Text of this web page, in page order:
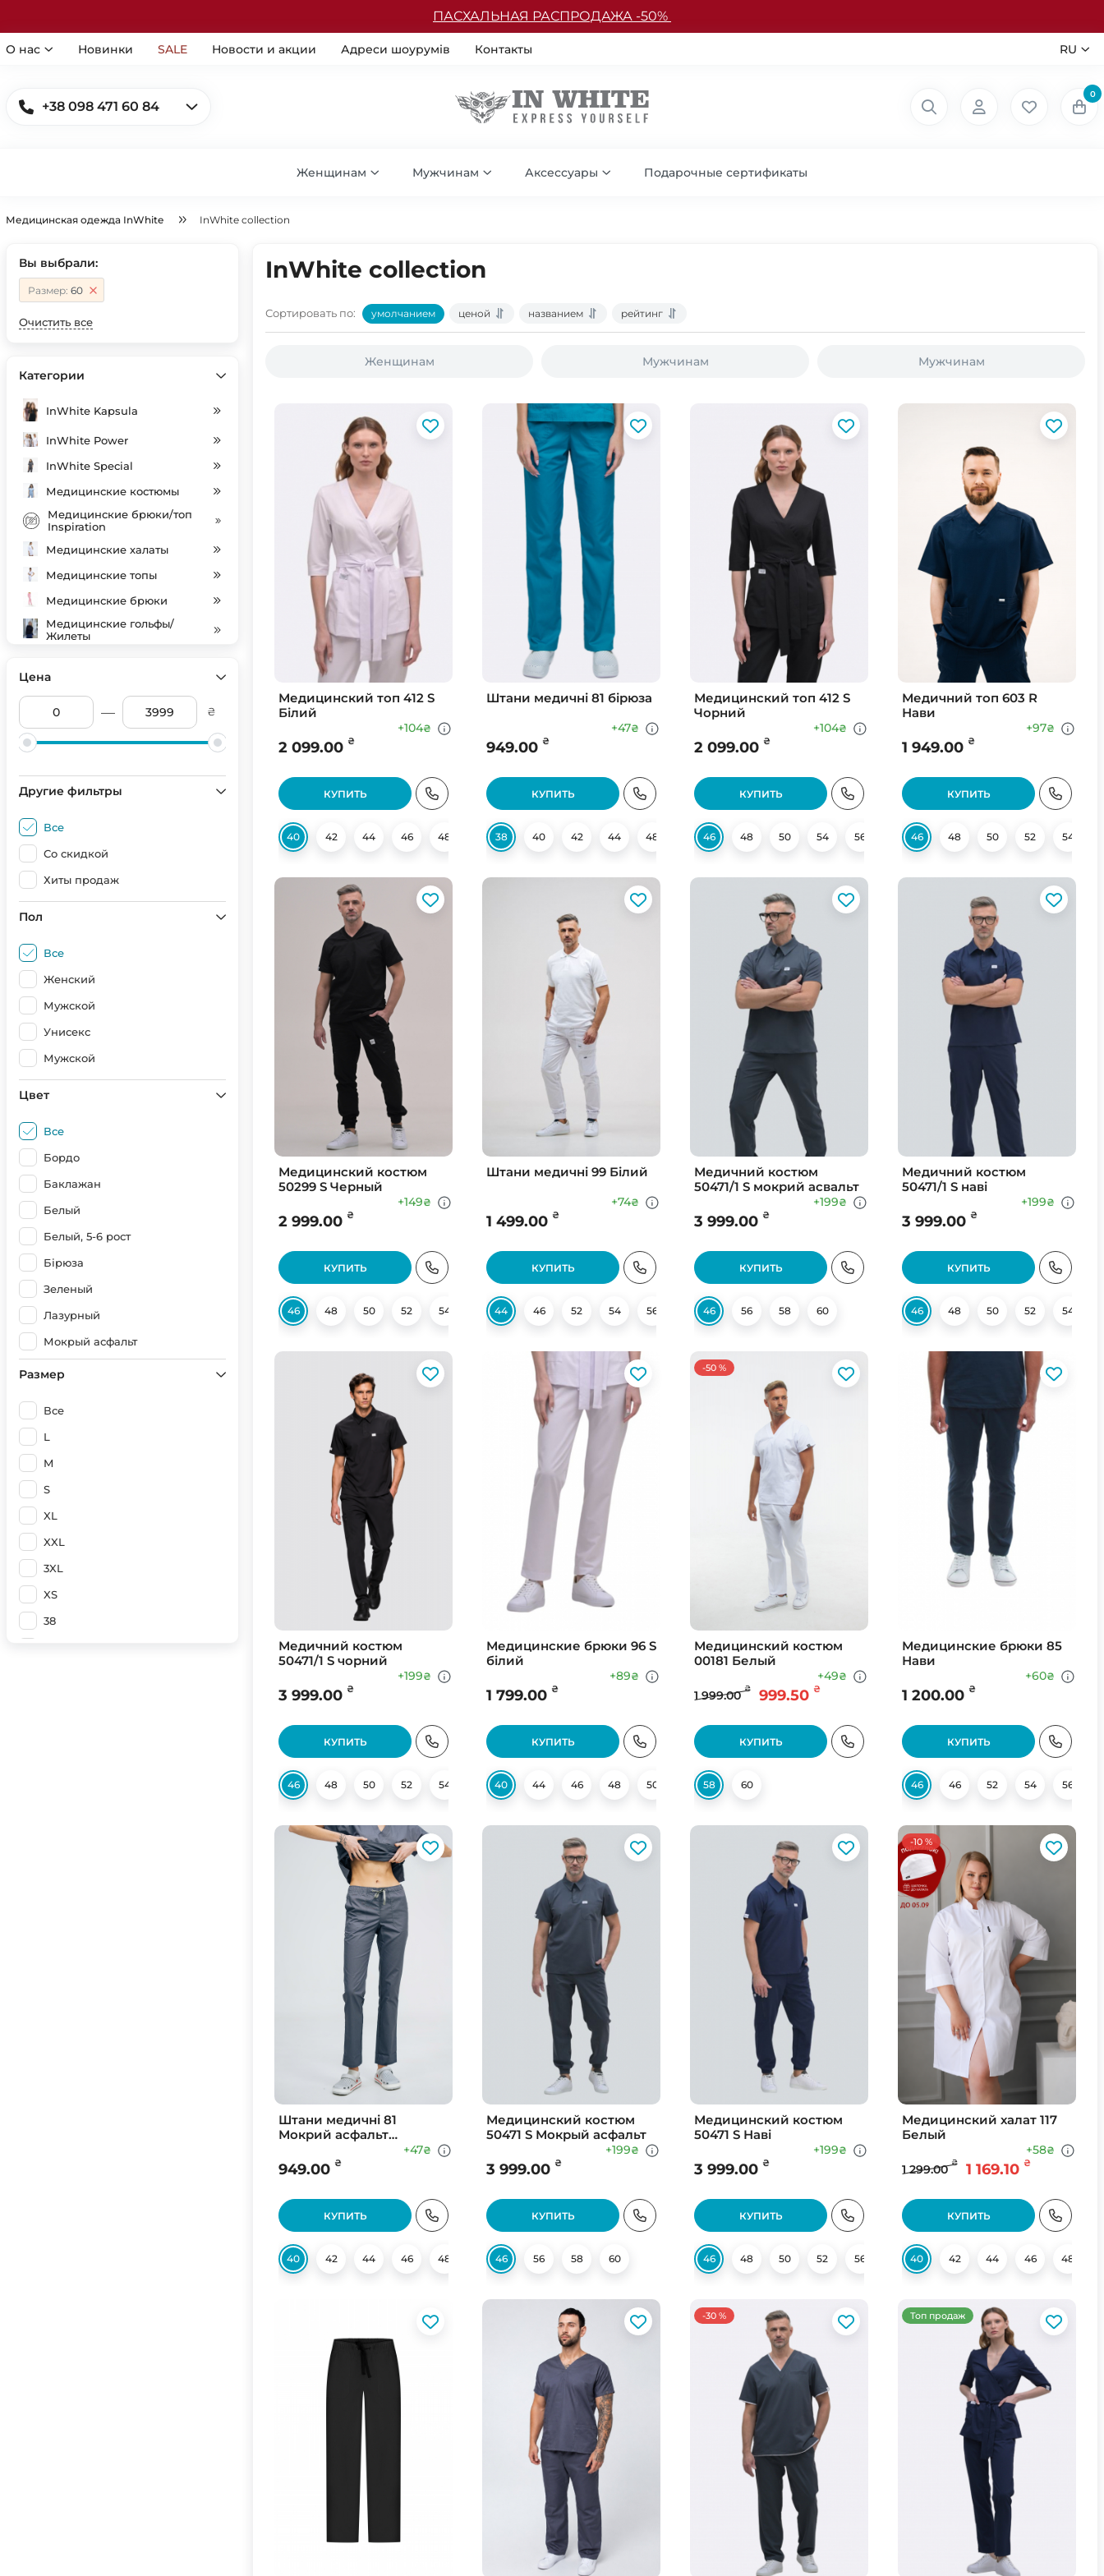
ПАСХАЛЬНАЯ РАСПРОДАЖА -50%
О нас Новинки SALE Новости и акции Адреси шоурумів Контакты RU
+38 098 471 60 84
0
Женщинам Мужчинам Аксессуары Подарочные сертификаты
Медицинская одежда InWhite InWhite collection
Вы выбрали:
Размер: 60
Очистить все
Категории
InWhite Kapsula
InWhite Power
InWhite Special
Медицинские костюмы
Медицинские брюки/топ
Inspiration
Медицинские халаты
Медицинские топы
Медицинские брюки
Медицинские гольфы/
Жилеты
Медицинские колпаки
SALE
Цена
— ₴
Другие фильтры
Все
Со скидкой
Хиты продаж
Пол
Все
Женский
Мужской
Унисекс
Мужской
Цвет
Все
Бордо
Баклажан
Белый
Белый, 5-6 рост
Бірюза
Зеленый
Лазурный
Мокрый асфальт
Размер
Все
L
M
S
XL
XXL
3XL
XS
38
InWhite collection
Сортировать по: умолчанием ценой названием рейтинг
Женщинам Мужчинам Мужчинам
Медицинский топ 412 S
Білий
2 099.00 ₴
+104₴
КУПИТЬ
40 42 44 46 48 50 52
Штани медичні 81 бірюза
949.00 ₴
+47₴
КУПИТЬ
38 40 42 44 48 50 54
Медицинский топ 412 S
Чорний
2 099.00 ₴
+104₴
КУПИТЬ
46 48 50 54 56 58 60
Медичний топ 603 R
Нави
1 949.00 ₴
+97₴
КУПИТЬ
46 48 50 52 54
Медицинский костюм
50299 S Черный
2 999.00 ₴
+149₴
КУПИТЬ
46 48 50 52 54 56 60
Штани медичні 99 Білий
1 499.00 ₴
+74₴
КУПИТЬ
44 46 52 54 56 58 60
Медичний костюм
50471/1 S мокрий асвальт
3 999.00 ₴
+199₴
КУПИТЬ
46 56 58 60
Медичний костюм
50471/1 S наві
3 999.00 ₴
+199₴
КУПИТЬ
46 48 50 52 54
Медичний костюм
50471/1 S чорний
3 999.00 ₴
+199₴
КУПИТЬ
46 48 50 52 54 56 58
Медицинские брюки 96 S
білий
1 799.00 ₴
+89₴
КУПИТЬ
40 44 46 48 50 52 54
-50 %
Медицинский костюм
00181 Белый
1 999.00 ₴ 999.50 ₴
+49₴
КУПИТЬ
58 60
Медицинские брюки 85
Нави
1 200.00 ₴
+60₴
КУПИТЬ
46 46 52 54 56
Штани медичні 81
Мокрий асфальт
949.00 ₴
+47₴
КУПИТЬ
40 42 44 46 48 50 54
Медицинский костюм
50471 S Мокрый асфальт
3 999.00 ₴
+199₴
КУПИТЬ
46 56 58 60
Медицинский костюм
50471 S Наві
3 999.00 ₴
+199₴
КУПИТЬ
46 48 50 52 56 58 60
-10 %
Медицинский халат 117
Белый
1 299.00 ₴ 1 169.10 ₴
+58₴
КУПИТЬ
40 42 44 46 48
-30 % Топ продаж